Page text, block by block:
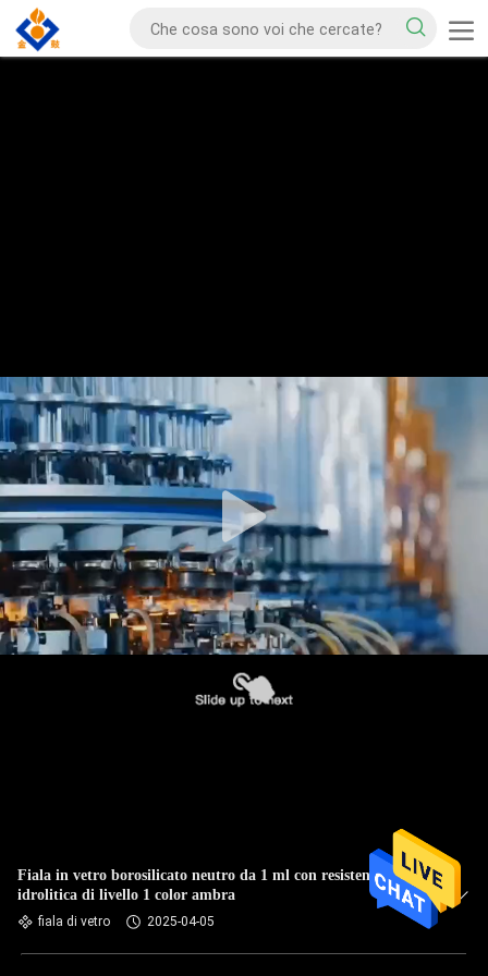
Fiala in vetro borosilicato neutro da 1 ml con resistenza
idrolitica di livello 1 color ambra
fiala di vetro 2025-04-05